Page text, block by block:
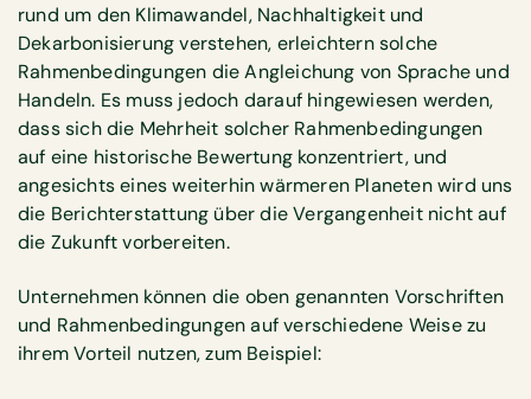
rund um den Klimawandel, Nachhaltigkeit und
Dekarbonisierung verstehen, erleichtern solche
Rahmenbedingungen die Angleichung von Sprache und
Handeln. Es muss jedoch darauf hingewiesen werden,
dass sich die Mehrheit solcher Rahmenbedingungen
auf eine historische Bewertung konzentriert, und
angesichts eines weiterhin wärmeren Planeten wird uns
die Berichterstattung über die Vergangenheit nicht auf
die Zukunft vorbereiten.
Unternehmen können die oben genannten Vorschriften
und Rahmenbedingungen auf verschiedene Weise zu
ihrem Vorteil nutzen, zum Beispiel: